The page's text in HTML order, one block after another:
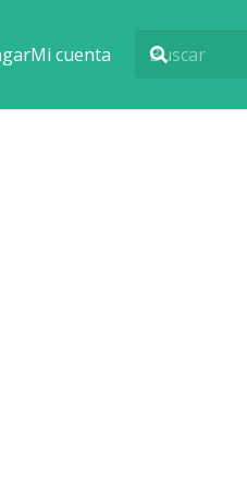
Mi cuenta